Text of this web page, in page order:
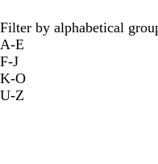
Filter by alphabetical
A-E
F-J
K-O
U-Z